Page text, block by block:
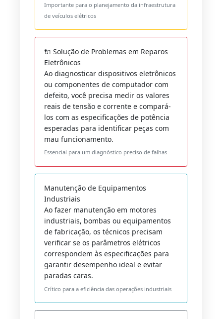
Importante para o planejamento da infraestrutura
de veículos elétricos
🔌 Solução de Problemas em Reparos
Eletrônicos
Ao diagnosticar dispositivos eletrônicos
ou componentes de computador com
defeito, você precisa medir os valores
reais de tensão e corrente e compará-
los com as especificações de potência
esperadas para identificar peças com
mau funcionamento.
Essencial para um diagnóstico preciso de falhas
Manutenção de Equipamentos
Industriais
Ao fazer manutenção em motores
industriais, bombas ou equipamentos
de fabricação, os técnicos precisam
verificar se os parâmetros elétricos
correspondem às especificações para
garantir desempenho ideal e evitar
paradas caras.
Crítico para a eficiência das operações industriais